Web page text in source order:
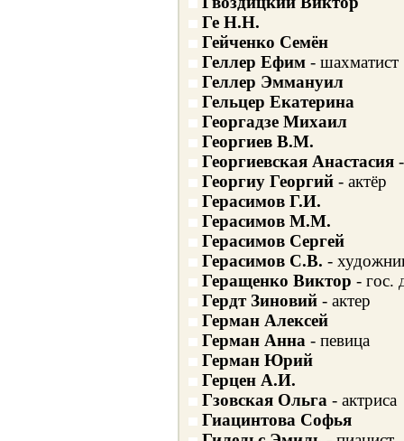
Ге Н.Н.
Гейченко Семён
Геллер Ефим- шахматист
Геллер Эммануил
Гельцер Екатерина
Георгадзе Михаил
Георгиев В.М.
Георгиевская Анастасия-
Георгиу Георгий- актёр
Герасимов Г.И.
Герасимов М.М.
Герасимов Сергей
Герасимов С.В. -
Геращенко Виктор - гос.
Гердт Зиновий - актер
Герман Алексей
Герман Анна - певица
Герман Юрий
Герцен А.И.
Гзовская Ольга - актриса
Гиацинтова Софья